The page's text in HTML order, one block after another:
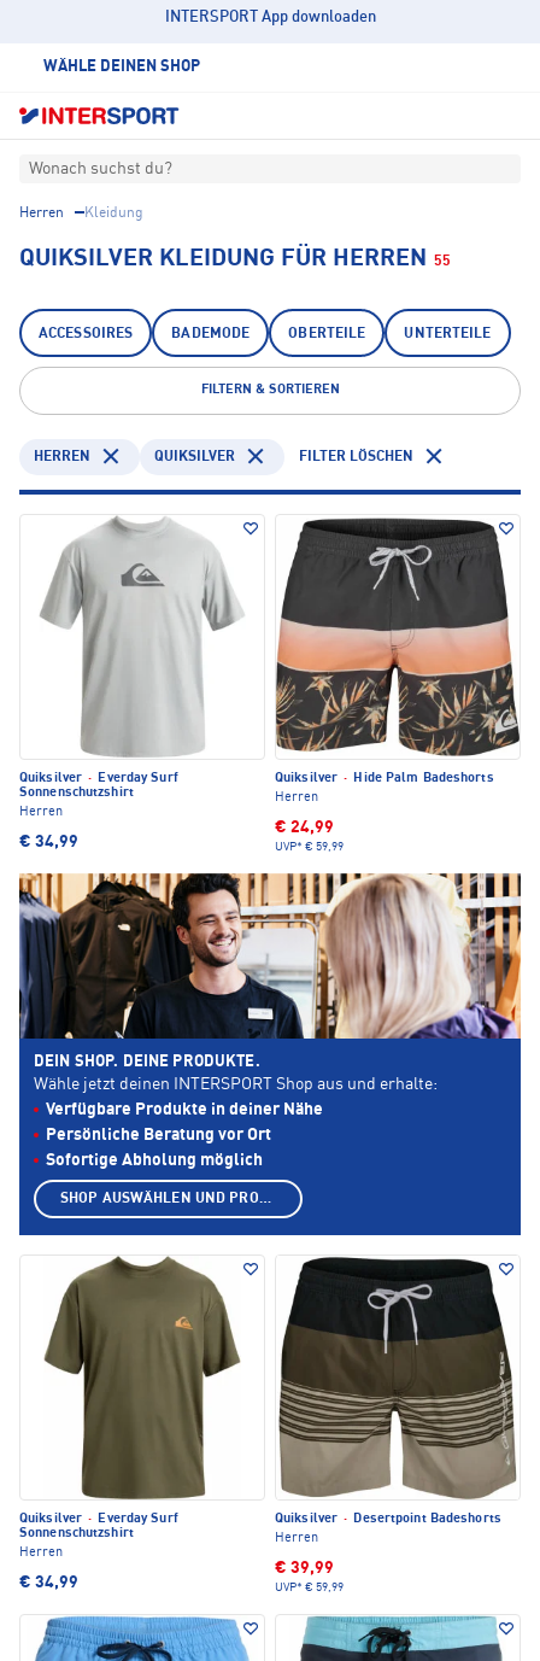
INTERSPORT App downloaden
WÄHLE DEINEN SHOP
Wonach suchst du?
Herren Kleidung
QUIKSILVER KLEIDUNG FÜR HERREN 55
ACCESSOIRES BADEMODE OBERTEILE UNTERTEILE
FILTERN & SORTIEREN
HERREN QUIKSILVER FILTER LÖSCHEN
Quiksilver ·
Everday Surf
Sonnenschutzshirt
Herren
€ 34,99
Quiksilver ·
Hide Palm Badeshorts
Herren
€ 24,99
UVP* € 59,99
Quiksilver · Everday Surf
Sonnenschutzshirt
Herren
€ 34,99
Quiksilver · Desertpoint Badeshorts
Herren
€ 39,99
UVP* € 59,99
DEIN SHOP. DEINE PRODUKTE.
Wähle jetzt deinen INTERSPORT Shop aus und erhalte:
Verfügbare Produkte in deiner Nähe
Persönliche Beratung vor Ort
Sofortige Abholung möglich
SHOP AUSWÄHLEN UND PRODUKTE ANZEIGEN